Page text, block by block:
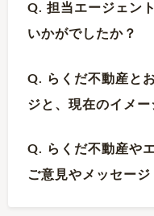
Q. 担当エージェン
いかがでしたか？
Q. らくだ不動産と
ジと、現在のイメ
Q. らくだ不動産や
ご意見やメッセージ